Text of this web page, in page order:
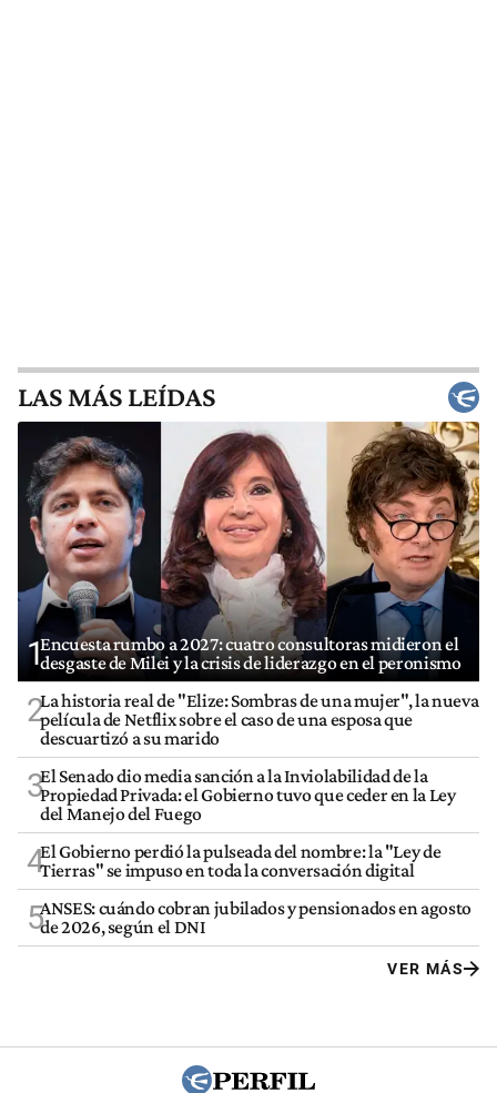
LAS MÁS LEÍDAS
1Encuesta rumbo a 2027: cuatro consultoras midieron el
desgaste de Milei y la crisis de liderazgo en el peronismo
2La historia real de "Elize: Sombras de una mujer", la nueva
película de Netflix sobre el caso de una esposa que
descuartizó a su marido
3El Senado dio media sanción a la Inviolabilidad de la
Propiedad Privada: el Gobierno tuvo que ceder en la Ley
del Manejo del Fuego
4El Gobierno perdió la pulseada del nombre: la "Ley de
Tierras" se impuso en toda la conversación digital
5ANSES: cuándo cobran jubilados y pensionados en agosto
de 2026, según el DNI
VER MÁS